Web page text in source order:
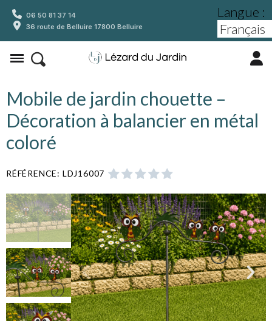
06 50 81 37 14
36 route de Belluire 17800 Belluire
Langue :
Mobile de jardin chouette –
Décoration à balancier en métal
coloré
RÉFÉRENCE LDJ16007     